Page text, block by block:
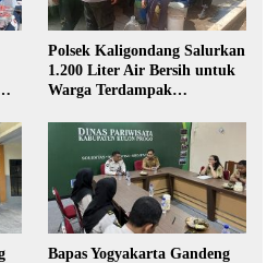
Polsek Kaligondang Salurkan
1.200 Liter Air Bersih untuk
Warga Terdampak
Bapas Yogyakarta Gandeng